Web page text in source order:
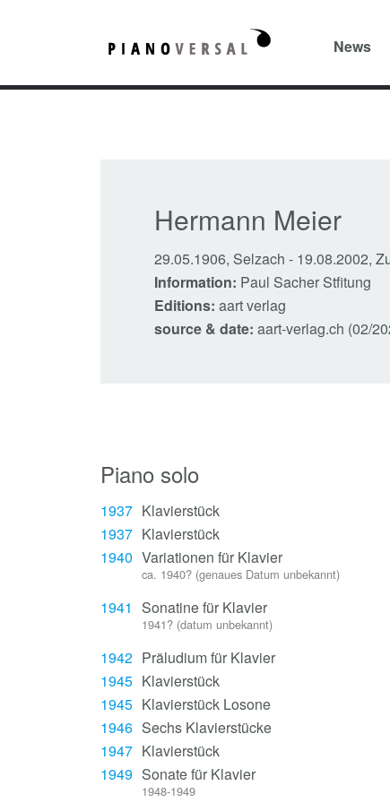
News
Hermann Meier
29.05.1906, Selzach - 19.08.2002,
Information: Paul Sacher Stfitung
Editions: aart verlag
source & date: aart-verlag.ch (02/
Piano solo
1937 Klavierstück
1937 Klavierstück
1940 Variationen für Klavier
ca. 1940? (genaues Datum unbekannt)
1941 Sonatine für Klavier
1941? (datum unbekannt)
1942 Präludium für Klavier
1945 Klavierstück
1945 Klavierstück Losone
1946 Sechs Klavierstücke
1947 Klavierstück
1949 Sonate für Klavier
1948-1949